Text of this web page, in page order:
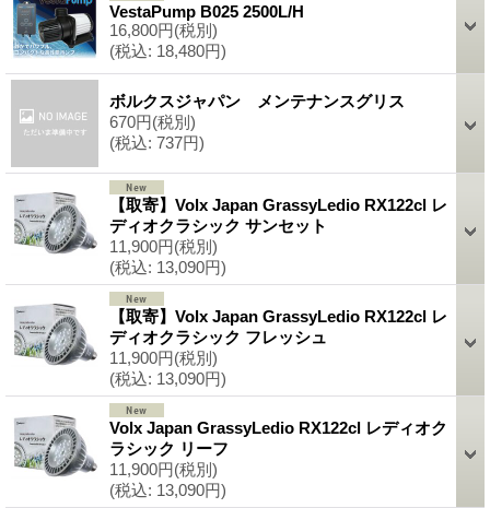
VestaPump B025 2500L/H
16,800円(税別)
(税込: 18,480円)
ボルクスジャパン メンテナンスグリス
670円(税別)
(税込: 737円)
【取寄】Volx Japan GrassyLedio RX122cl レ
ディオクラシック サンセット
11,900円(税別)
(税込: 13,090円)
【取寄】Volx Japan GrassyLedio RX122cl レ
ディオクラシック フレッシュ
11,900円(税別)
(税込: 13,090円)
Volx Japan GrassyLedio RX122cl レディオク
ラシック リーフ
11,900円(税別)
(税込: 13,090円)